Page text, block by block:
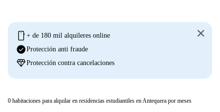
mobile + de 180 mil alquileres online
check_circleProtección anti fraude
diamondProtección contra cancelaciones
0 habitaciones para alquilar en residencias estudiantiles en Antequera por meses